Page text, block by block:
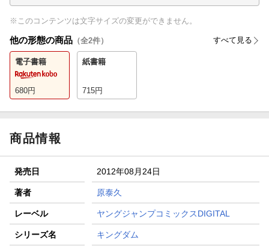
※このコンテンツは文字サイズの変更ができません。
他の形態の商品 （全2件） すべて見る
電子書籍
680円
紙書籍
715円
商品情報
発売日 2012年08月24日
著者 原泰久
レーベル ヤングジャンプコミックスDIGITAL
シリーズ名 キングダム